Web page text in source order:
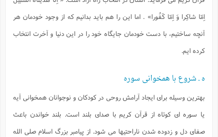
اِمّا شاكِرا وَ اِمّا كَفُورا». اما اين را هم بايد بدانيم كه از وجود خودمان هر
آنچه ساختيم، با دست خودمان جايگاه خود را در اين دنيا و آخرت انتخاب
كرده ايم.
ه ـ شروع با همخوانى سوره
بهترين وسيله براى ايجاد آرامش روحى در كودكان و نوجوانان همخوانى آيه
يا سوره اى كوتاه از قرآن كريم با صداى بلند است. بلند خواندن باعث
صفاى دل و زدوده شدن ناراحتيها مى شود. از پيامبر بزرگ اسلام صلى الله